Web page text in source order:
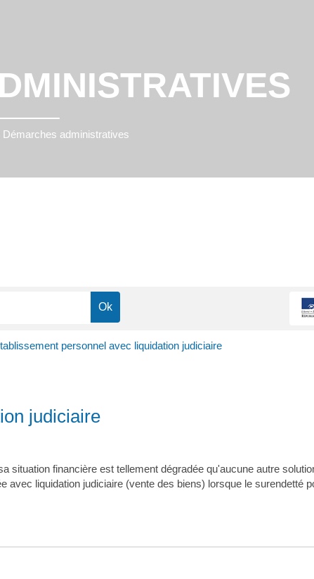
Démarches administratives
personnel avec liquidation judiciaire
judiciaire
financière est tellement dégradée qu'aucune autre
liquidation judiciaire (vente des biens) lorsque le surendetté